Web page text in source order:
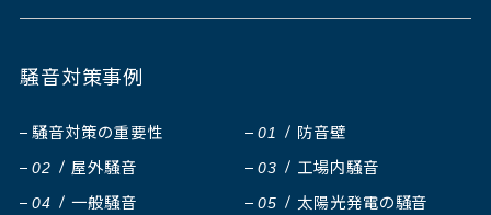
騒音対策事例
騒音対策の重要性 01 防音壁
02 屋外騒音 03 工場内騒音
04 一般騒音 05 太陽光発電の騒音